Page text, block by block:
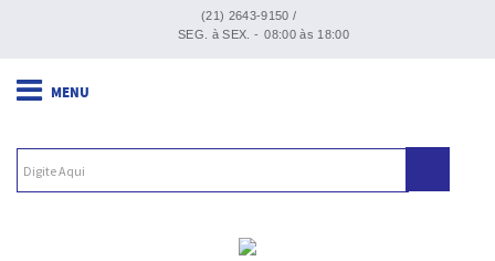
(21) 2643-9150 /
SEG. à SEX. - 08:00 às 18:00